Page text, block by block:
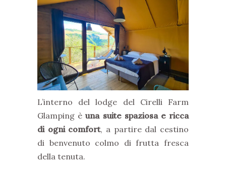
L’interno del lodge del Cirelli Farm
Glamping èuna suite spaziosa e ricca
di ogni comfort, a partire dal cestino
di benvenuto colmo di frutta fresca
della tenuta.